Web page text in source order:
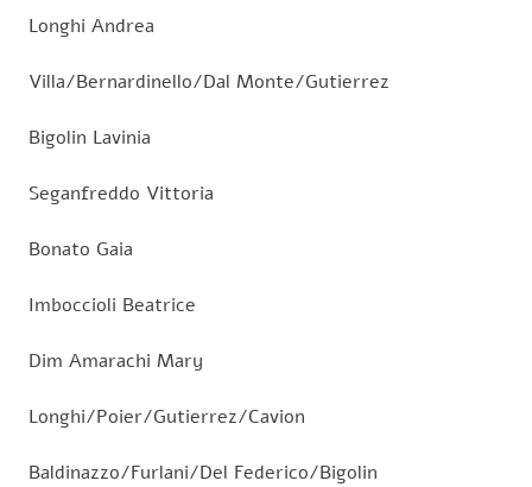
Longhi Andrea
Villa/Bernardinello/Dal Monte/Gutierrez
Bigolin Lavinia
Seganfreddo Vittoria
Bonato Gaia
Imboccioli Beatrice
Dim Amarachi Mary
Longhi/Poier/Gutierrez/Cavion
Baldinazzo/Furlani/Del Federico/Bigolin